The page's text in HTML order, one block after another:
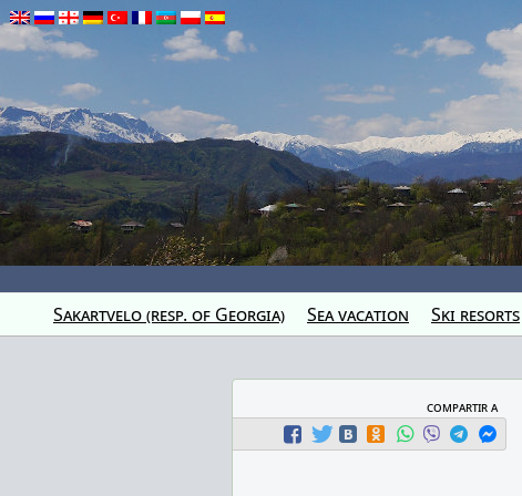
Sakartvelo (resp. of Georgia) Sea vacation Ski resorts
compartir a